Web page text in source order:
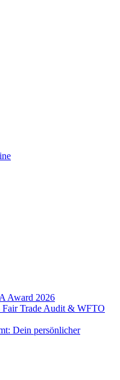
Award 2026
Fair Trade Audit & WFTO
Dein persönlicher